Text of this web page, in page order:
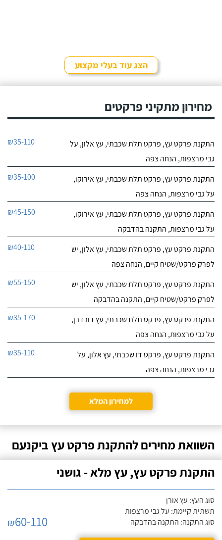
הצג עוד בעלי מקצוע
מחירון מתקיני פרקטים
התקנת פרקט עץ, פרקט תלת שכבתי, עץ אלון, על
גבי מרצפות, הנחה צפה
₪35-110
התקנת פרקט עץ, פרקט תלת שכבתי, עץ אירוקו,
על גבי מרצפות, הנחה צפה
₪35-100
התקנת פרקט עץ, פרקט תלת שכבתי, עץ אירוקו,
על גבי מרצפות, התקנה בהדבקה
₪45-150
התקנת פרקט עץ, פרקט תלת שכבתי, עץ אלון, יש
לפרק פרקט/שטיח קיים, הנחה צפה
₪40-110
התקנת פרקט עץ, פרקט תלת שכבתי, עץ אלון, יש
לפרק פרקט/שטיח קיים, התקנה בהדבקה
₪55-150
התקנת פרקט עץ, פרקט תלת שכבתי, עץ דובדבן,
על גבי מרצפות, הנחה צפה
₪35-170
התקנת פרקט עץ, פרקט דו שכבתי, עץ אלון, על
גבי מרצפות, הנחה צפה
₪35-110
למחירון המלא
השוואת מחירים להתקנת פרקט עץ ביקנעם
התקנת פרקט עץ, עץ מלא - גושני
סוג העץ: עץ אורן
תשתית קיימת: על גבי מרצפות
סוג התקנה: התקנה בהדבקה
₪60-110